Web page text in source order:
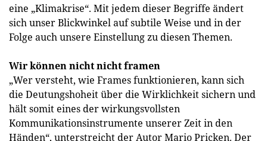
eine „Klimakrise“. Mit jedem dieser Begriffe ändert
sich unser Blickwinkel auf subtile Weise und in der
Folge auch unsere Einstellung zu diesen Themen.
Wir können nicht nicht framen
„Wer versteht, wie Frames funktionieren, kann sich
die Deutungshoheit über die Wirklichkeit sichern und
hält somit eines der wirkungsvollsten
Kommunikationsinstrumente unserer Zeit in den
Händen“, unterstreicht der Autor Mario Pricken. Der